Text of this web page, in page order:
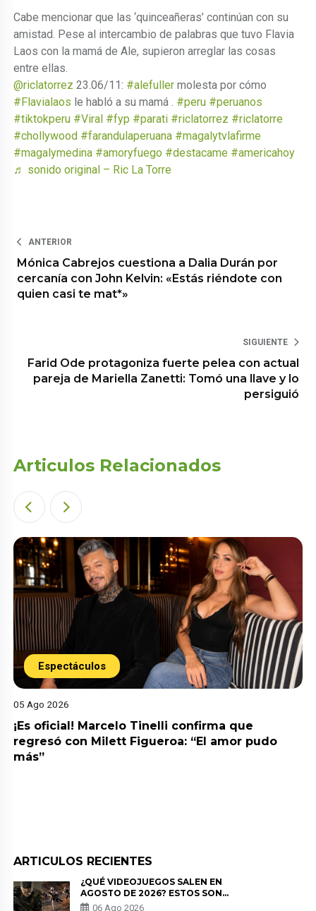
Cabe mencionar que las ‘quinceañeras’ continúan con su
amistad. Pese al intercambio de palabras que tuvo Flavia
Laos con la mamá de Ale, supieron arreglar las cosas
entre ellas.
@riclatorrez 23.06/11: #alefuller molesta por cómo
#Flavialaos le habló a su mamá . #peru #peruanos
#tiktokperu #Viral #fyp #parati #riclatorrez #riclatorre
#chollywood #farandulaperuana #magalytvlafirme
#magalymedina #amoryfuego #destacame #americahoy
♬ sonido original – Ric La Torre
ANTERIOR
Mónica Cabrejos cuestiona a Dalia Durán por
cercanía con John Kelvin: «Estás riéndote con
quien casi te mat*»
SIGUIENTE
Farid Ode protagoniza fuerte pelea con actual
pareja de Mariella Zanetti: Tomó una llave y lo
persiguió
Articulos Relacionados
Espectáculos
05 Ago 2026
¡Es oficial! Marcelo Tinelli confirma que
regresó con Milett Figueroa: “El amor pudo
más”
ARTICULOS RECIENTES
¿QUÉ VIDEOJUEGOS SALEN EN
AGOSTO DE 2026? ESTOS SON
LOS ESTRENOS MÁS ESPERADOS
06 Ago 2026